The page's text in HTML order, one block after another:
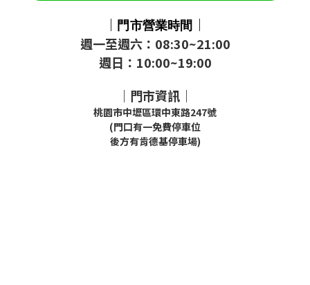
｜ 門市營業時間 ｜
週一至週六：08:30~21:00
週日：10:00~19:00
｜門市資訊｜
桃園市中壢區環中東路247號
(門口有一免費停車位
後方有肯德基停車場)